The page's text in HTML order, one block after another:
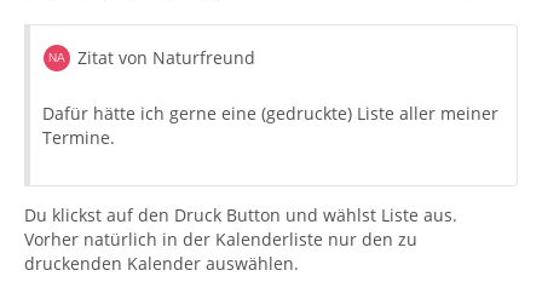
Zitat von Naturfreund
Dafür hätte ich gerne eine (gedruckte) Liste aller meiner
Termine.
Du klickst auf den Druck Button und wählst Liste aus.
Vorher natürlich in der Kalenderliste nur den zu
druckenden Kalender auswählen.